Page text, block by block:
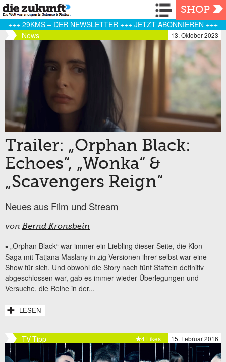
Navigation
SHOP
+++ 29KMS – DER NEWSLETTER +++ JETZT ABONNIEREN +++
News
13. Oktober 2023
Trailer: „Orphan Black:
Echoes“, „Wonka“ &
„Scavengers Reign“
Neues aus Film und Stream
von Bernd Kronsbein
• „Orphan Black“ war immer ein Liebling dieser Seite, die Klon-
Saga mit Tatjana Maslany in zig Versionen ihrer selbst war eine
Show für sich. Und obwohl die Story nach fünf Staffeln definitiv
abgeschlossen war, gab es immer wieder Überlegungen und
Versuche, die Reihe in der...
LESEN
TV-Tipp 15. Februar 2016
4 Likes